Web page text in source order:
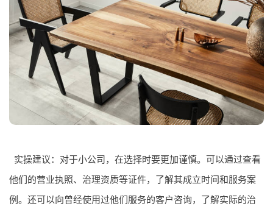
实操建议：对于小公司，在选择时要更加谨慎。可以通过查看
他们的营业执照、治理资质等证件，了解其成立时间和服务案
例。还可以向曾经使用过他们服务的客户咨询，了解实际的治